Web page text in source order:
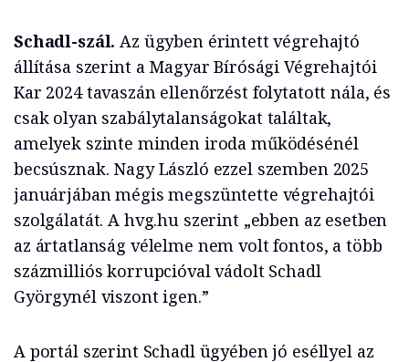
Schadl-szál. Az ügyben érintett végrehajtó
állítása szerint a Magyar Bírósági Végrehajtói
Kar 2024 tavaszán ellenőrzést folytatott nála, és
csak olyan szabálytalanságokat találtak,
amelyek szinte minden iroda működésénél
becsúsznak. Nagy László ezzel szemben 2025
januárjában mégis megszüntette végrehajtói
szolgálatát. A hvg.hu szerint „ebben az esetben
az ártatlanság vélelme nem volt fontos, a több
százmilliós korrupcióval vádolt Schadl
Györgynél viszont igen.”
A portál szerint Schadl ügyében jó eséllyel az